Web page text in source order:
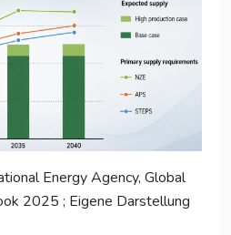
Energy Agency, Global
2025 ; Eigene Darstellung